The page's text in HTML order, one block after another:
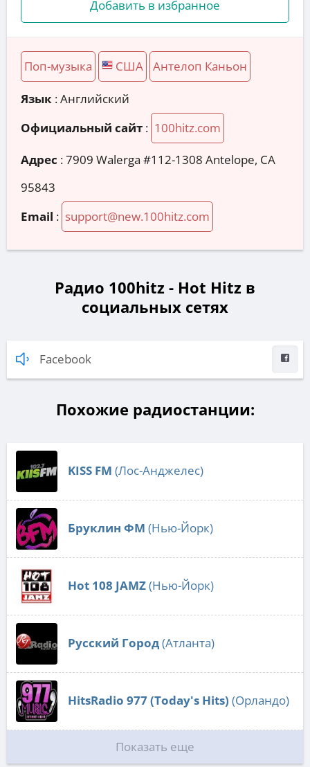
Добавить в избранное
Поп-музыка США Антелоп Каньон
Язык : Английский
Официальный сайт : 100hitz.com
Адрес :7909 Walerga #112-1308 Antelope, CA
95843
Email : support@new.100hitz.com
Радио 100hitz - Hot Hitz в
социальных сетях
Facebook
Похожие радиостанции:
KISS FM (Лос-Анджелес)
Бруклин ФМ (Нью-Йорк)
Hot 108 JAMZ(Нью-Йорк)
Русский Город(Атланта)
HitsRadio 977 (Today's Hits) (Орландо)
Показать еще